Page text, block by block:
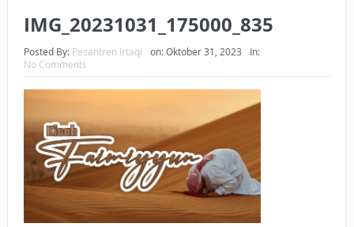
HUKUM MEMBAYAR ZAKAT DENGAN CARA MENGANGSUR
HUKUM MEMBAYAR ZAKAT KEPADA KERABAT SENDIRI
IMG_20231031_175000_835
Posted By: Pesantren Irtaqi on:Oktober 31, 2023
In:
No Comments